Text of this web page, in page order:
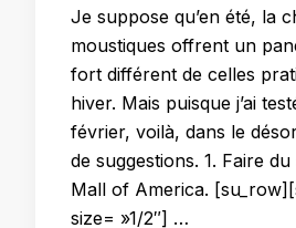
Je suppose qu’en été, la
moustiques offrent un
fort différent de celles
hiver. Mais puisque j’ai
février, voilà, dans le
de suggestions. 1. Faire
Mall of America.
size= »1/2″] …